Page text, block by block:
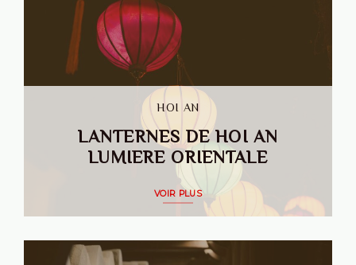
HOI AN
LANTERNES DE HOI AN
LUMIERE ORIENTALE
VOIR PLUS